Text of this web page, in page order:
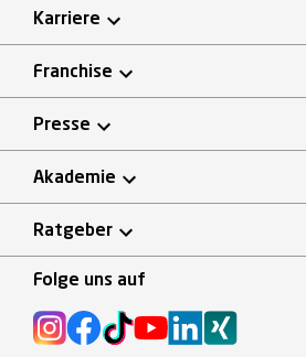
Karriere
Franchise
Presse
Akademie
Ratgeber
Folge uns auf